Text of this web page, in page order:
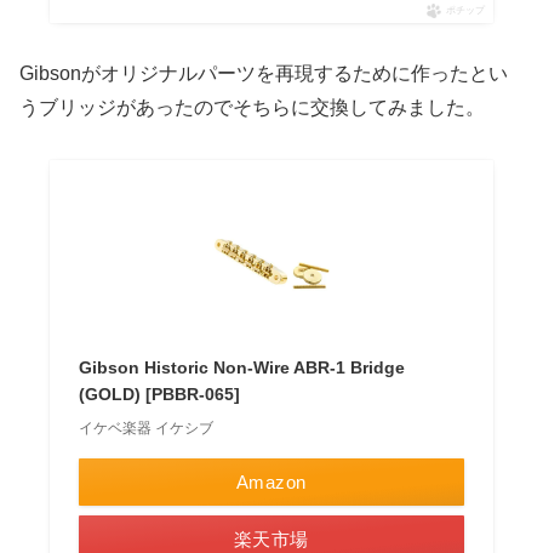
ポチップ
Gibsonがオリジナルパーツを再現するために作ったとい
うブリッジがあったのでそちらに交換してみました。
Gibson Historic Non-Wire ABR-1 Bridge
(GOLD) [PBBR-065]
イケベ楽器 イケシブ
Amazon
楽天市場